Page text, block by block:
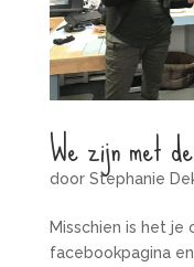
We zijn met
door Stephanie
Misschien is het je
facebookpagina